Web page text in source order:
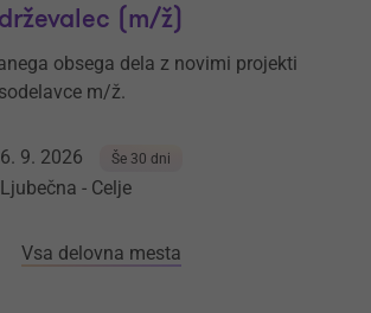
(m/ž)
obsega dela z novimi projekti
m/ž.
6. 9. 2026 Še 30 dni
Ljubečna - Celje
Vsa delovna mesta